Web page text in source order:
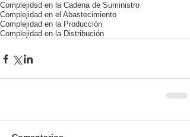
Complejidsd en la Cadena de Suministro
Complejidad en el Abastecimiento
Complejidad en la Producción
Complejidad en la Distribución